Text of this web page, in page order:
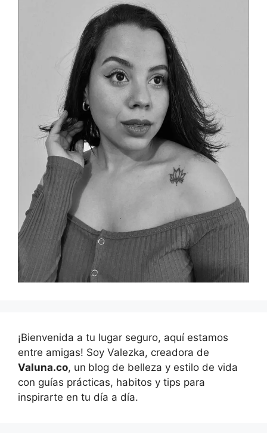
¡Bienvenida a tu lugar seguro, aquí estamos
entre amigas! Soy Valezka, creadora de
Valuna.co, un blog de belleza y estilo de vida
con guías prácticas, habitos y tips para
inspirarte en tu día a día.